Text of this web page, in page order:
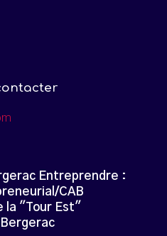
Entreprendre :
CAB
la "Tour Est"